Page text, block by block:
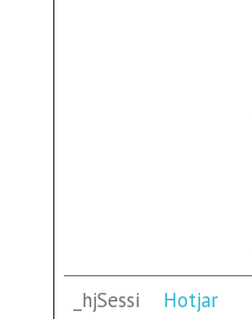
_hjSessi
Hotjar